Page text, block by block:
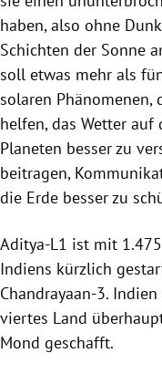
haben, also ohne
Schichten der Sonne
soll etwas mehr als
solaren
helfen, das Wetter auf
Planeten besser zu
beitragen,
die Erde besser zu
Aditya-L1 ist mit
Indiens kürzlich
Chandrayaan-3.
viertes Land
Mond geschafft.